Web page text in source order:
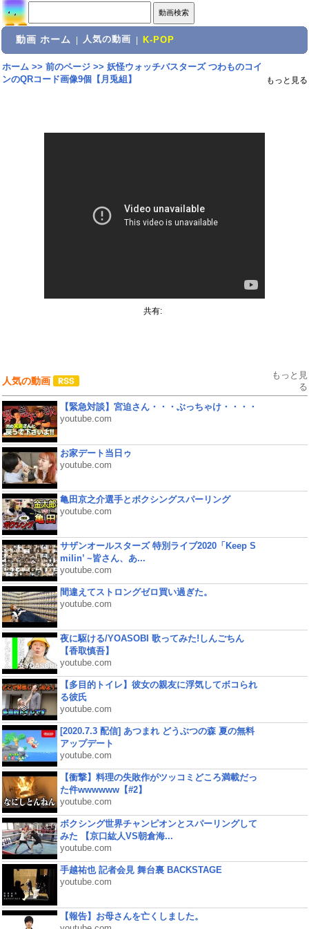
動画 ホーム 人気の動画 K-POP
ホーム>> 前のページ>> 妖怪ウォッチバスターズ つわものコイ
ンのQRコード画像9個【月兎組】
もっと見る
共有:
人気の動画
もっと見
る
【緊急対談】宮迫さん・・・ぶっちゃけ・・・・
youtube.com
お家デート当日ゥ
youtube.com
亀田京之介選手とボクシングスパーリング
youtube.com
サザンオールスターズ 特別ライブ2020「Keep S
milin’ ~皆さん、あ...
youtube.com
間違えてストロングゼロ買い過ぎた。
youtube.com
夜に駆ける/YOASOBI 歌ってみた!しんごちん
【香取慎吾】
youtube.com
【多目的トイレ】彼女の親友に浮気してボコられ
る彼氏
youtube.com
[2020.7.3 配信] あつまれ どうぶつの森 夏の無料
アップデート
youtube.com
【衝撃】料理の失敗作がツッコミどころ満載だっ
た件wwwwww【#2】
youtube.com
ボクシング世界チャンピオンとスパーリングして
みた 【京口紘人VS朝倉海...
youtube.com
手越祐也 記者会見 舞台裏 BACKSTAGE
youtube.com
【報告】お母さんを亡くしました。